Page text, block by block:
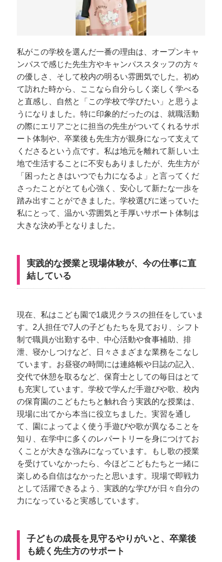
私がこの学校を選んだ一番の理由は、オープンキャ
ンパスで感じた先生方やキャンパススタッフの方々
の優しさ、そして校内の明るい雰囲気でした。初め
て訪れた時から、ここなら自分らしく楽しく学べる
と直感し、自然と「この学校で学びたい」と思うよ
うになりました。特に印象的だったのは、就職活動
の際にエリアごとに担当の先生がついてくれるサポ
ート体制や、卒業後も先生方が親身になって支えて
くださるという点です。私は地元を離れて新しい土
地で生活することに不安もありましたが、先生方が
「困ったときはいつでも力になるよ」と言ってくだ
さったことがとても心強く、安心して新たな一歩を
踏み出すことができました。学校選びに迷っていた
私にとって、温かい雰囲気と手厚いサポート体制は
大きな決め手となりました。
実践的な授業と現場体験が、今の仕事に直
結している
現在、私はこども園で1歳児クラスの担任をしていま
す。2人担任で7人の子どもたちを見ており、シフト
制で職員が出勤する中、中心活動や食事補助、排
泄、寝かしつけなど、日々さまざまな業務をこなし
ています。お昼寝の時間には連絡帳や日誌の記入、
交代で休憩を取るなど、保育士としての毎日はとて
も充実しています。学校で学んだ手遊びや歌、校内
の保育園のこどもたちと触れ合う実践的な授業は、
現場に出てから本当に役立ちました。実習を通し
て、園によってよく使う手遊びや歌が異なることを
知り、在学中に多くのレパートリーを身につけてお
くことが大きな強みになっています。もし歌の授業
を受けていなかったら、今ほどこどもたちと一緒に
楽しめる自信はなかったと思います。現場で即戦力
として活躍できるよう、実践的な学びが日々自分の
力になっていると実感しています。
子どもの成長を見守るやりがいと、卒業後
も続く先生方のサポート